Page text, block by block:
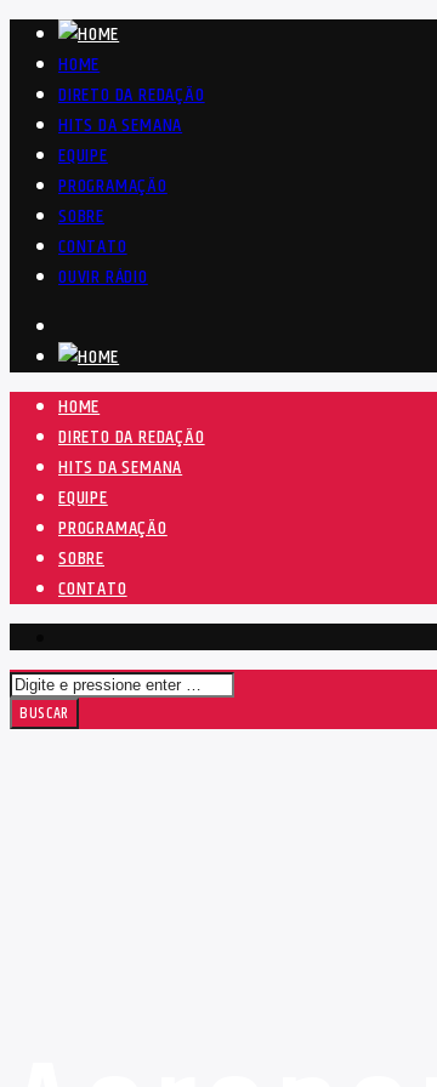
HOME
DIRETO DA REDAÇÃO
HITS DA SEMANA
EQUIPE
PROGRAMAÇÃO
SOBRE
CONTATO
OUVIR RÁDIO
HOME
DIRETO DA REDAÇÃO
HITS DA SEMANA
EQUIPE
PROGRAMAÇÃO
SOBRE
CONTATO